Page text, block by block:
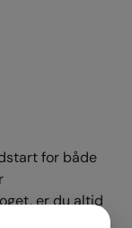
for både
er du altid